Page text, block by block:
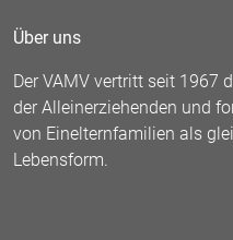
Über uns
Der VAMV vertritt seit 1967
der Alleinerziehenden und
von Einelternfamilien als
Lebensform.